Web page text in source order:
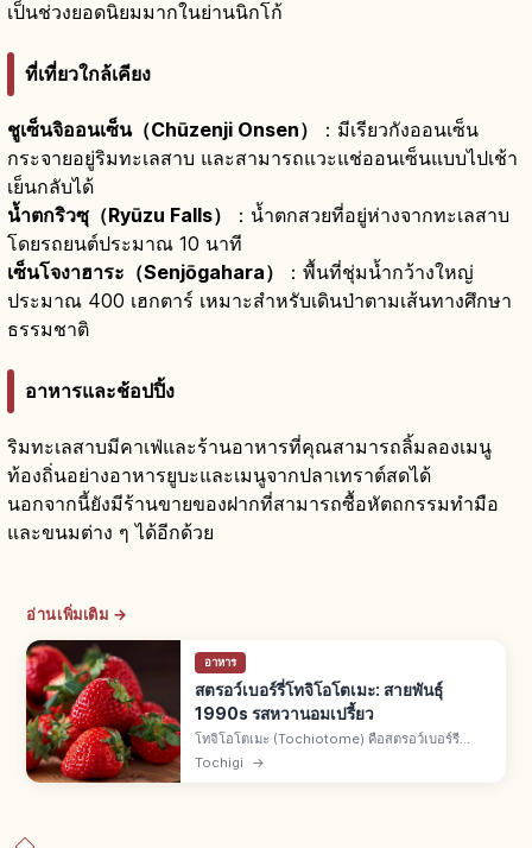
เป็นช่วงยอดนิยมมากในย่านนิกโก้
ที่เที่ยวใกล้เคียง
ชูเซ็นจิออนเซ็น（Chūzenji Onsen）
：มีเรียวกังออนเซ็น
กระจายอยู่ริมทะเลสาบ และสามารถแวะแช่ออนเซ็นแบบไปเช้า
เย็นกลับได้
น้ำตกริวซุ（Ryūzu Falls）
：น้ำตกสวยที่อยู่ห่างจากทะเลสาบ
โดยรถยนต์ประมาณ 10 นาที
เซ็นโจงาฮาระ（Senjōgahara）
：พื้นที่ชุ่มน้ำกว้างใหญ่
ประมาณ 400 เฮกตาร์ เหมาะสำหรับเดินป่าตามเส้นทางศึกษา
ธรรมชาติ
อาหารและช้อปปิ้ง
ริมทะเลสาบมีคาเฟ่และร้านอาหารที่คุณสามารถลิ้มลองเมนู
ท้องถิ่นอย่างอาหารยูบะและเมนูจากปลาเทราต์สดได้
นอกจากนี้ยังมีร้านขายของฝากที่สามารถซื้อหัตถกรรมทำมือ
และขนมต่าง ๆ ได้อีกด้วย
อ่านเพิ่มเติม →
อาหาร
สตรอว์เบอร์รี่โทจิโอโตเมะ: สายพันธุ์
1990s รสหวานอมเปรี้ยว
โทจิโอโตเมะ (Tochiotome) คือสตรอว์เบอร์รี
พัฒนาในจ.โทจิงิ ทะเบียนทศวรรษ 1990 ผสมคุรุเมะ
49 โกกับโทจิโนะมิเนะ สีแดงสด เนื้อฉ่ำแน่น โทจิงิ
Tochigi →